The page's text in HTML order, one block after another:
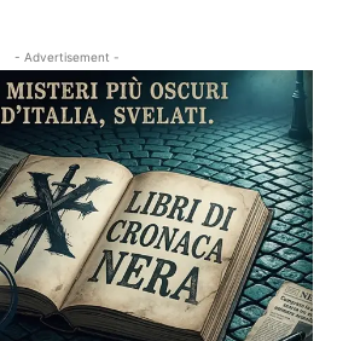
- Advertisement -